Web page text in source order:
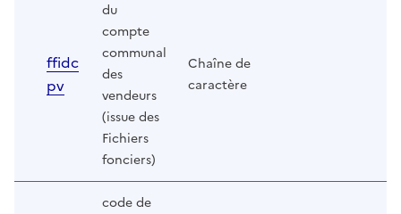
ffidc
pv
du
compte
communal
des
vendeurs
(issue des
Fichiers
fonciers)
Chaîne de
caractère
code de